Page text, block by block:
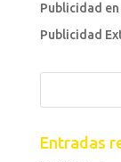
Publicidad en
Publicidad
Entradas